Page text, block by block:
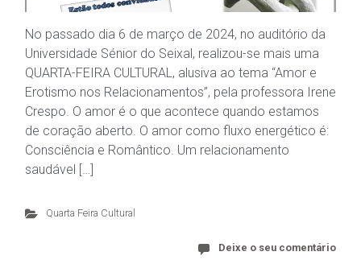
No passado dia 6 de março de 2024, no auditório da
Universidade Sénior do Seixal, realizou-se mais uma
QUARTA-FEIRA CULTURAL, alusiva ao tema “Amor e
Erotismo nos Relacionamentos”, pela professora Irene
Crespo. O amor é o que acontece quando estamos
de coração aberto. O amor como fluxo energético é:
Consciência e Romântico. Um relacionamento
saudável […]
Quarta Feira Cultural
Deixe o seu comentário